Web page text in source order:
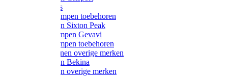
Accessoires
Houten klompen toebehoren
Werklaarzen Sixton Peak
Schoenklompen Gevavi
Schoenklompen toebehoren
Werkschoenen overige merken
Werklaarzen Bekina
Werklaarzen overige merken